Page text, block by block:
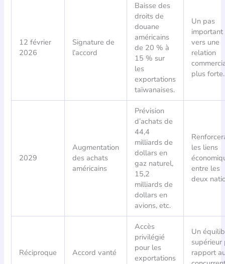
12 février
2026
Signature de
l’accord
Baisse des
droits de
douane
américains
de 20 % à
15 % sur
les
exportations
taïwanaises.
Un pas
important
vers une
relation
plus forte.
2029
Augmentation
des achats
américains
Prévision
d’achats de
44,4
milliards de
dollars en
gaz naturel,
15,2
milliards de
dollars en
avions, etc.
les liens
entre les
deux
Réciproque Accord vanté
Accès
privilégié
pour les
exportations
Un
supérieur
rapport